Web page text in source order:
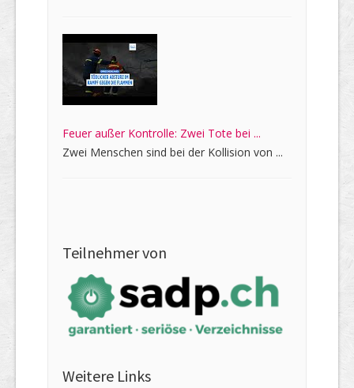
Feuer außer Kontrolle: Zwei Tote bei ...
Zwei Menschen sind bei der Kollision von ...
Teilnehmer von
Weitere Links